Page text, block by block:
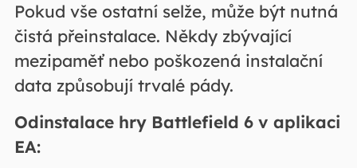
Pokud vše ostatní selže, může být nutná
čistá přeinstalace. Někdy zbývající
mezipaměť nebo poškozená instalační
data způsobují trvalé pády.
Odinstalace hry Battlefield 6 v aplikaci
EA: